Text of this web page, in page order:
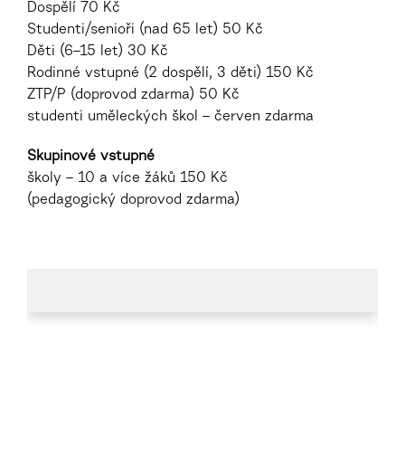
Dospělí 70 Kč
Studenti/senioři (nad 65 let) 50 Kč
Děti (6–15 let) 30 Kč
Rodinné vstupné (2 dospělí, 3 děti) 150 Kč
ZTP/P (doprovod zdarma) 50 Kč
studenti uměleckých škol – červen zdarma
Skupinové vstupné
školy – 10 a více žáků 150 Kč
(pedagogický doprovod zdarma)